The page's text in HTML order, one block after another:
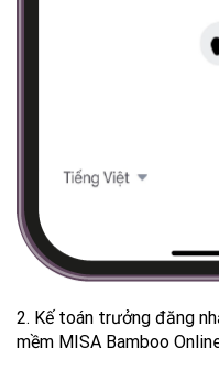
2. Kế toán trưởng đăng
mềm MISA Bamboo